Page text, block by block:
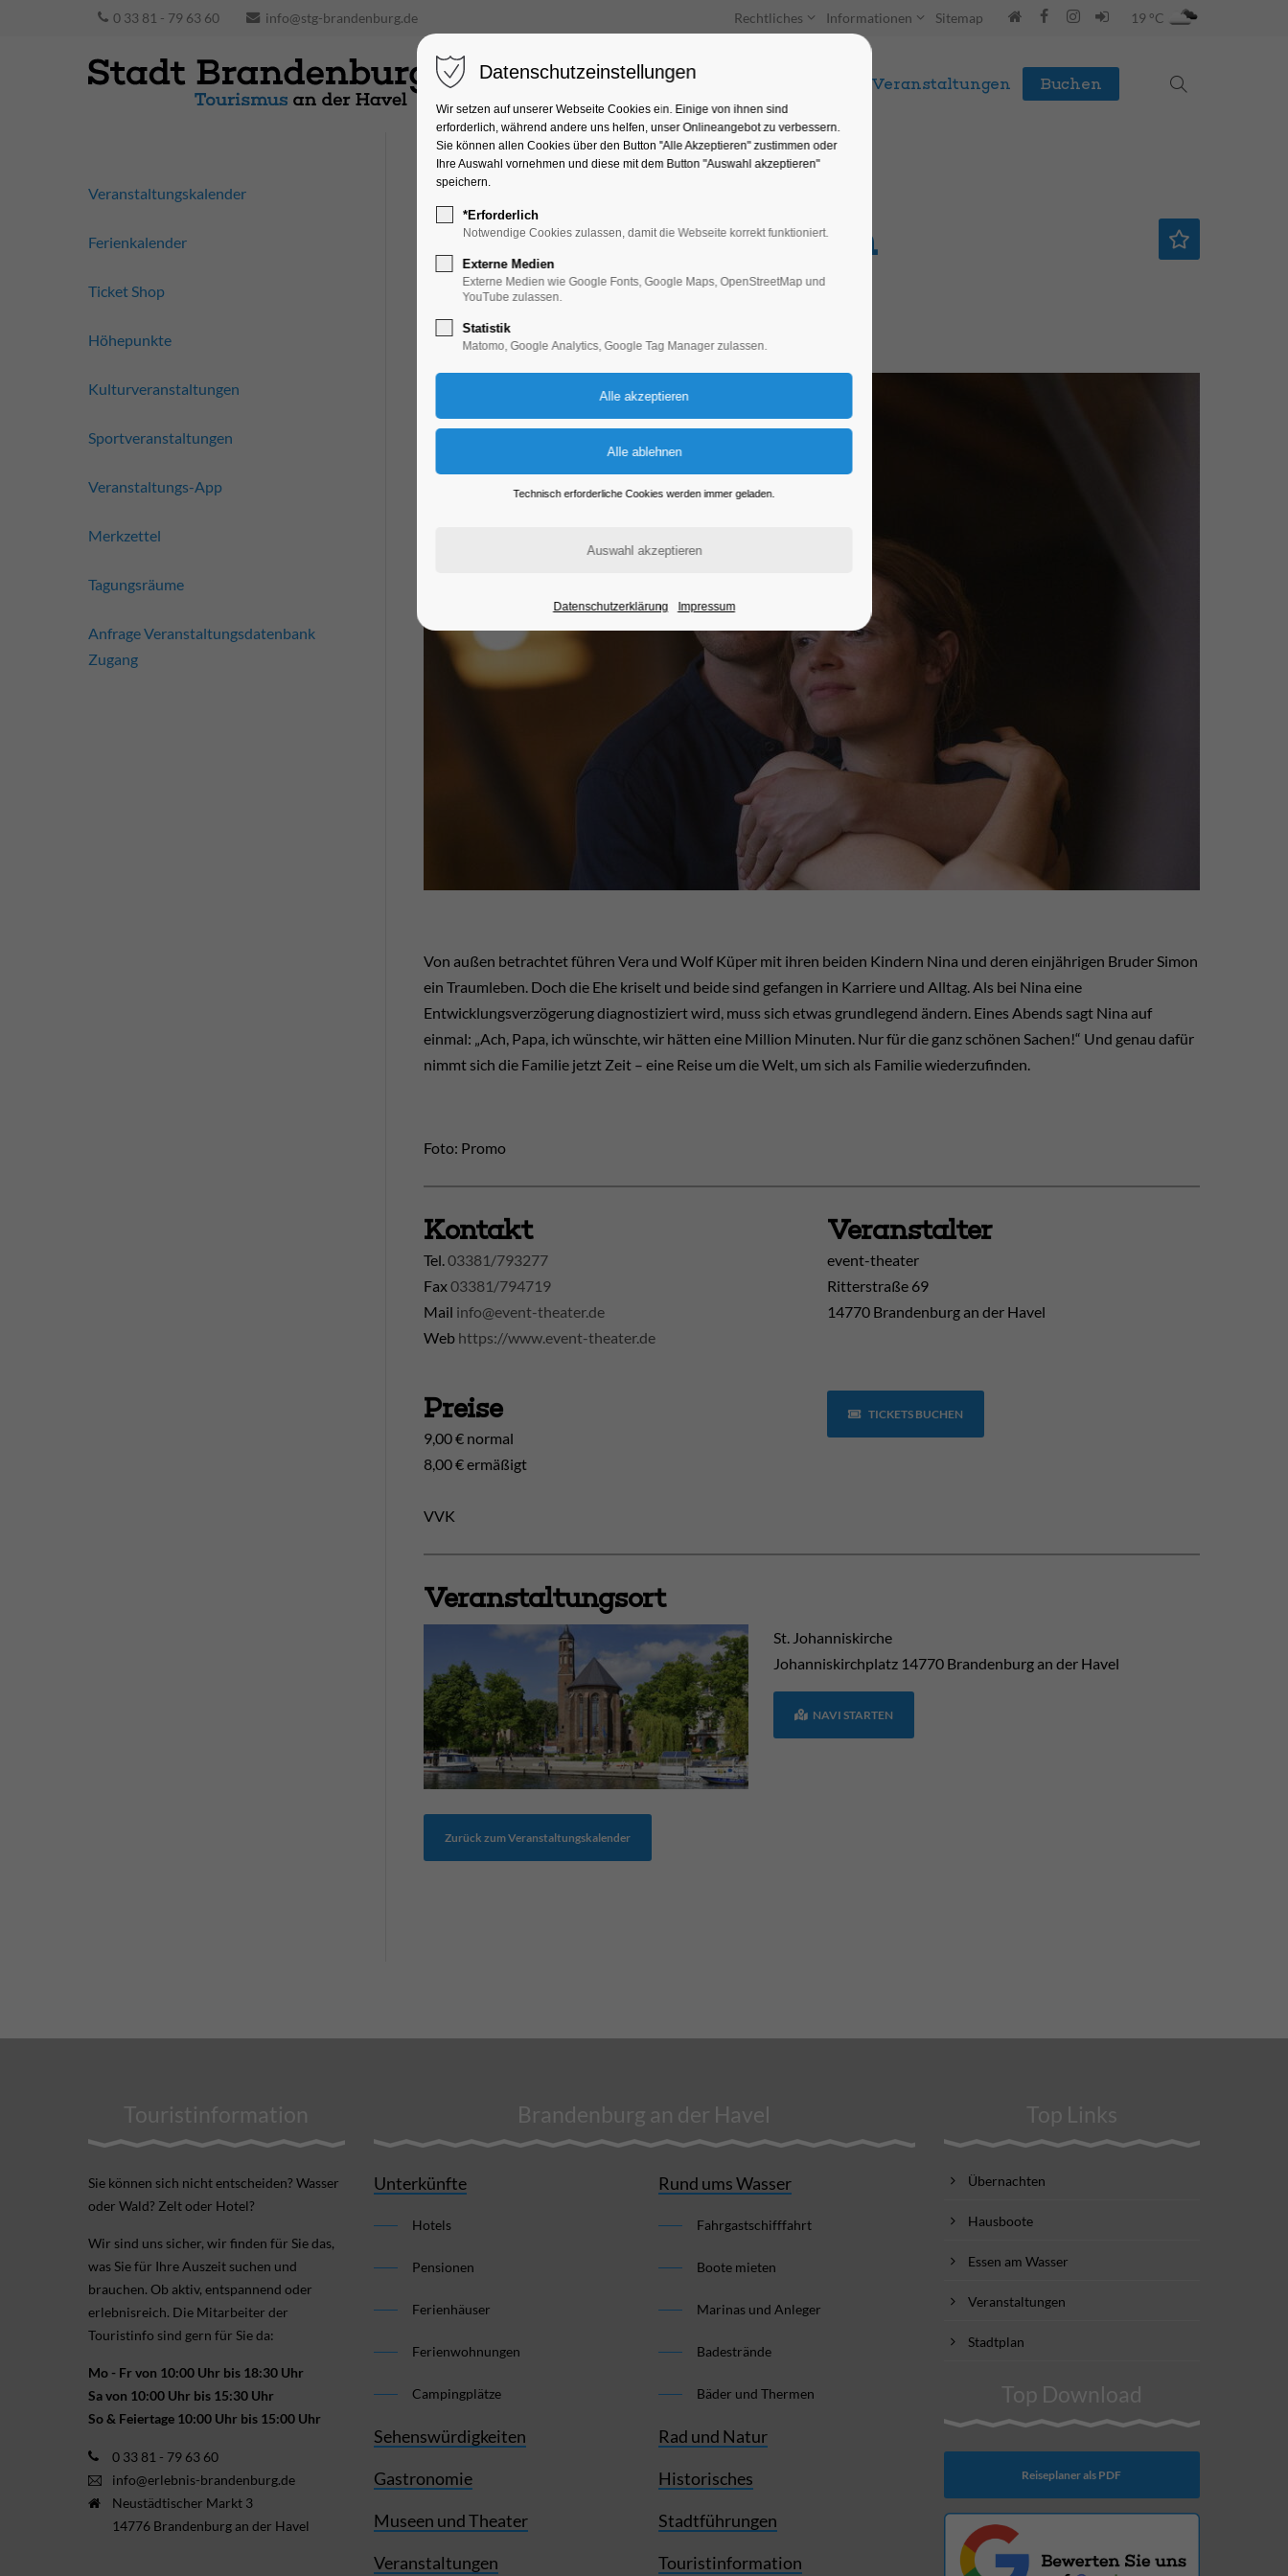
0 33 81 - 79 63 60 info@stg-brandenburg.de Rechtliches Informationen Sitemap 19 °C
Unterkünfte Entdecken & Erleben Veranstaltungen Buchen
Eine Million Minuten
Kino
27.06.2024, 20:00–22:00
Von außen betrachtet führen Vera und Wolf Küper mit ihren beiden Kindern Nina und deren einjährigen Bruder Simon
ein Traumleben. Doch die Ehe kriselt und beide sind gefangen in Karriere und Alltag. Als bei Nina eine
Entwicklungsverzögerung diagnostiziert wird, muss sich etwas grundlegend ändern. Eines Abends sagt Nina auf
einmal: „Ach, Papa, ich wünschte, wir hätten eine Million Minuten. Nur für die ganz schönen Sachen!“ Und genau dafür
nimmt sich die Familie jetzt Zeit – eine Reise um die Welt, um sich als Familie wiederzufinden.
Foto: Promo
Kontakt
Tel. 03381/793277
Fax03381/794719
Mail info@event-theater.de
Web https://www.event-theater.de
Veranstalter
event-theater
Ritterstraße 69
14770 Brandenburg an der Havel
Preise
9,00 € normal
8,00 € ermäßigt
VVK
TICKETS BUCHEN
Veranstaltungsort
St. Johanniskirche
Johanniskirchplatz 14770 Brandenburg an der Havel
NAVI STARTEN
Zurück zum Veranstaltungskalender
Veranstaltungskalender
Ferienkalender
Ticket Shop
Höhepunkte
Kulturveranstaltungen
Sportveranstaltungen
Veranstaltungs-App
Merkzettel
Tagungsräume
Anfrage Veranstaltungsdatenbank
Zugang
Touristinformation
Sie können sich nicht ent­scheiden? Wasser
oder Wald? Zelt oder Hotel?
Wir sind uns sicher, wir finden für Sie das,
was Sie für Ihre Aus­zeit suchen und
brauchen. Ob aktiv, ent­spannend oder
erlebnis­reich. Die Mitarbeiter der
Touristinfo sind gern für Sie da:
Mo - Fr von 10:00 Uhr bis 18:30 Uhr
Sa von 10:00 Uhr bis 15:30 Uhr
So & Feiertage 10:00 Uhr bis 15:00 Uhr
0 33 81 - 79 63 60
info@erlebnis-brandenburg.de
Neustädtischer Markt 3
14776 Brandenburg an der Havel
Brandenburg an der Havel
Unterkünfte
Hotels
Pensionen
Ferienhäuser
Ferienwohnungen
Campingplätze
Sehenswürdigkeiten
Gastronomie
Museen und Theater
Veranstaltungen
Rund ums Wasser
Fahrgastschifffahrt
Boote mieten
Marinas und Anleger
Badestrände
Bäder und Thermen
Rad und Natur
Historisches
Stadtführungen
Touristinformation
Top Links
Übernachten
Hausboote
Essen am Wasser
Veranstaltungen
Stadtplan
Top Download
Reiseplaner als PDF
Datenschutzeinstellungen
Wir setzen auf unserer Webseite Cookies ein. Einige von ihnen sind
erforderlich, während andere uns helfen, unser Onlineangebot zu verbessern.
Sie können allen Cookies über den Button "Alle Akzeptieren" zustimmen oder
Ihre Auswahl vornehmen und diese mit dem Button "Auswahl akzeptieren"
speichern.
*Erforderlich
Notwendige Cookies zulassen, damit die Webseite korrekt funktioniert.
Externe Medien
Externe Medien wie Google Fonts, Google Maps, OpenStreetMap und
YouTube zulassen.
Statistik
Matomo, Google Analytics, Google Tag Manager zulassen.
Technisch erforderliche Cookies werden immer geladen.
Datenschutzerklärung Impressum